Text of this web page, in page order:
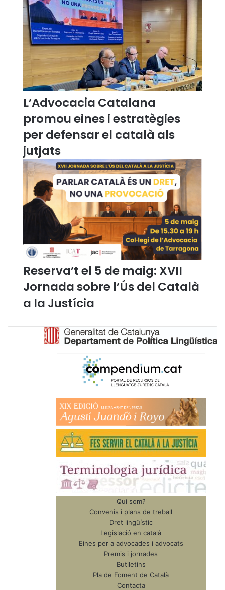
9
d
'
a
b
r
i
l
d
e
0
2
L’Advocacia Catalana
promou eines i estratègies
per defensar el català als
jutjats
Reserva’t el 5 de maig: XVII
Jornada sobre l’Ús del Català
a la Justícia
Qui som?
Convenis i plans de treball
Dret lingüístic
Legislació en català
Eines per a advocades i advocats
Premis i jornades
Butlletins
Pla de Foment de Català
Contacta